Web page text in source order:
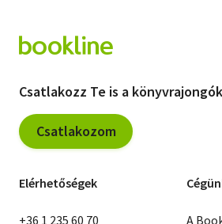
Csatlakozz Te is a
Csatlakozom
Elérhetőségek
+36 1 235 60 70
A